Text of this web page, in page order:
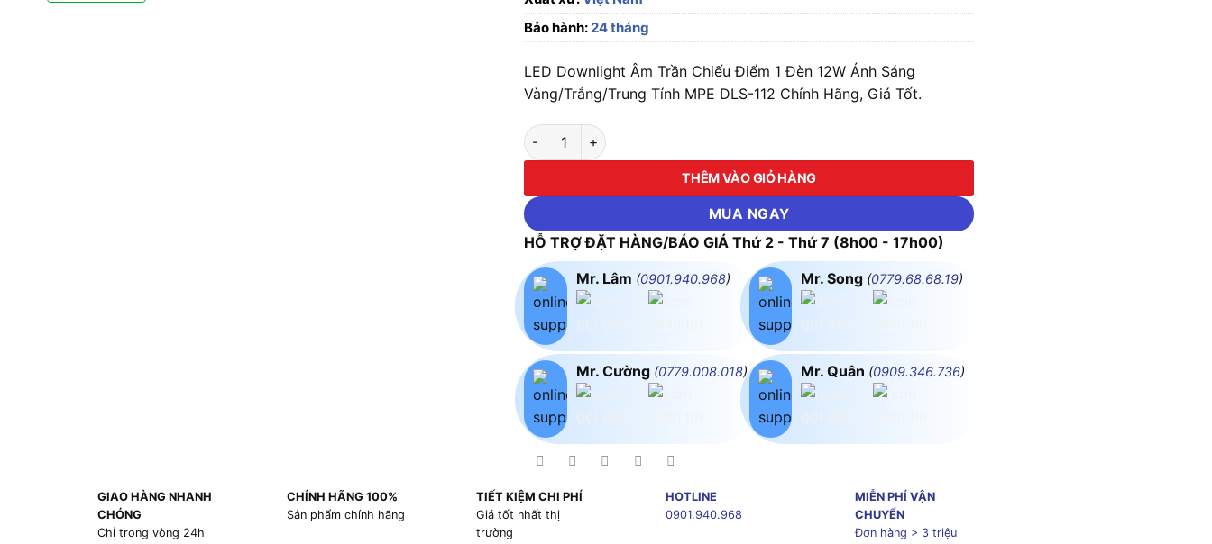
Bảo hành:24 tháng
LED Downlight Âm Trần Chiếu Điểm 1 Đèn 12W Ánh Sáng
Vàng/Trắng/Trung Tính MPE DLS-112 Chính Hãng, Giá Tốt.
LED Downlight Âm Trần Chiếu Điểm 1 Đèn 12W Ánh Sáng Vàng/Trắng/Trung Tính MPE DLS-112 số lượng
THÊM VÀO GIỎ HÀNG
MUA NGAY
HỖ TRỢ ĐẶT HÀNG/BÁO GIÁ Thứ 2 - Thứ 7 (8h00 - 17h00)
Mr. Lâm (0901.940.968)
Mr. Cường (0779.008.018)
Mr. Song (0779.68.68.19)
Mr. Quân (0909.346.736)
GIAO HÀNG NHANH
CHÓNG
Chỉ trong vòng 24h
CHÍNH HÃNG 100%
Sản phẩm chính hãng
TIẾT KIỆM CHI PHÍ
Giá tốt nhất thị
trường
HOTLINE
0901.940.968
MIỄN PHÍ VẬN
CHUYỂN
Đơn hàng > 3 triệu